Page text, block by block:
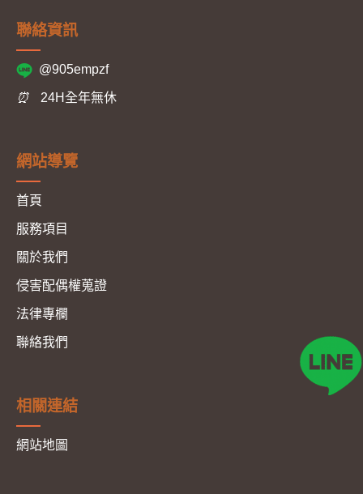
聯絡資訊
@905empzf
⏰ 24H全年無休
網站導覽
首頁
服務項目
關於我們
侵害配偶權蒐證
法律專欄
聯絡我們
相關連結
網站地圖